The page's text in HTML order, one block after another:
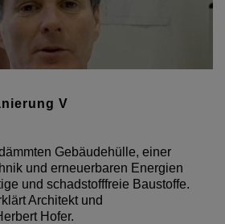
V
Gebäudehülle, einer
und erneuerbaren Energien
und schadstofffreie Baustoffe.
Architekt und
Hofer.